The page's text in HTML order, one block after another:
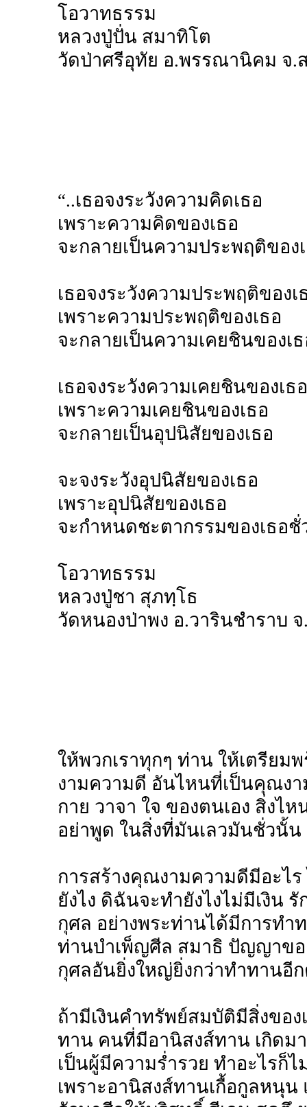
โอวาทธรรม
หลวงปู่ปั่น สมาทิโต
วัดป่าศรีอุทัย อ.พรรณานิคม จ.
“..เธอจงระวังความคิดเธอ
เพราะความคิดของเธอ
จะกลายเป็นความประพฤติของ
เธอจงระวังความประพฤติของเ
เพราะความประพฤติของเธอ
จะกลายเป็นความเคยชินของเ
เธอจงระวังความเคยชินของเธอ
เพราะความเคยชินของเธอ
จะกลายเป็นอุปนิสัยของเธอ
จะจงระวังอุปนิสัยของเธอ
เพราะอุปนิสัยของเธอ
จะกำหนดชะตากรรมของเธอชั่
โอวาทธรรม
หลวงปู่ชา สุภทฺโธ
วัดหนองป่าพง อ.วารินชำราบ
ให้พวกเราทุกๆ ท่าน ให้เตรียม
งามความดี อันไหนที่เป็นคุณง
กาย วาจา ใจ ของตนเอง สิ่งไ
อย่าพูด ในสิ่งที่มันเลวมันชั่วนั้น
การสร้างคุณงามความดีมีอะไ
ยังไง ดิฉันจะทำยังไงไม่มีเงิน
กุศล อย่างพระท่านได้มีการท
ท่านบำเพ็ญศีล สมาธิ ปัญญาขอ
กุศลอันยิ่งใหญ่ยิ่งกว่าทำทานอี
ถ้ามีเงินคำทรัพย์สมบัติมีสิ่งของ
ทาน คนที่มีอานิสงส์ทาน เกิดม
เป็นผู้มีความร่ำรวย ทำอะไรก็
เพราะอานิสงส์ทานเกื้อกูลหนุน